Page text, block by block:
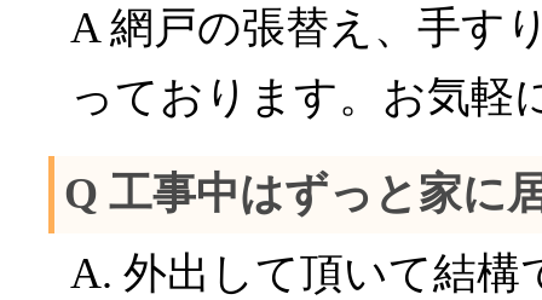
A 網戸の張替え、手す
っております。お気軽
Q 工事中はずっと家に
A. 外出して頂いて結構